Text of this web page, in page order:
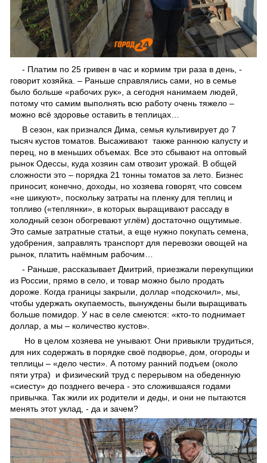
- Платим по 25 гривен в час и кормим три раза в день, -
говорит хозяйка. – Раньше справлялись сами, но в семье
было больше «рабочих рук», а сегодня нанимаем людей,
потому что самим выполнять всю работу очень тяжело –
можно всё здоровье оставить в теплицах…
В сезон, как признался Дима, семья культивирует до 7
тысяч кустов томатов. Высаживают также раннюю капусту и
перец, но в меньших объемах. Все это сбывают на оптовый
рынок Одессы, куда хозяин сам отвозит урожай. В общей
сложности это – порядка 21 тонны томатов за лето. Бизнес
приносит, конечно, доходы, но хозяева говорят, что совсем
«не шикуют», поскольку затраты на пленку для теплиц и
топливо («теплянки», в которых выращивают рассаду в
холодный сезон обогревают углём) достаточно ощутимые.
Это самые затратные статьи, а еще нужно покупать семена,
удобрения, заправлять транспорт для перевозки овощей на
рынок, платить наёмным рабочим…
- Раньше, рассказывает Дмитрий, приезжали перекупщики
из России, прямо в село, и товар можно было продать
дороже. Когда границы закрыли, доллар «подскочил», мы,
чтобы удержать окупаемость, вынуждены были выращивать
больше помидор. У нас в селе смеются: «кто-то поднимает
доллар, а мы – количество кустов».
Но в целом хозяева не унывают. Они привыкли трудиться,
для них содержать в порядке своё подворье, дом, огороды и
теплицы – «дело чести». А потому ранний подъем (около
пяти утра) и физический труд с перерывом на обеденную
«сиесту» до позднего вечера - это сложившаяся годами
привычка. Так жили их родители и деды, и они не пытаются
менять этот уклад, - да и зачем?